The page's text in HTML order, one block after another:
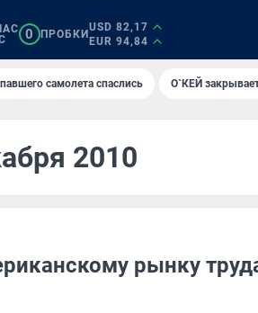
0 ПРОБКИ
USD 82,17
EUR 94,84
самолета спаслись О`КЕЙ
2010
рынку